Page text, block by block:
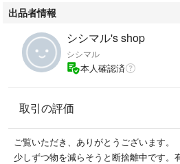
出品者情報
シシマル's shop
シシマル
本人確認済
取引の評価
ご覧いただき、ありがとうございます。
少しずつ物を減らそうと断捨離中です。